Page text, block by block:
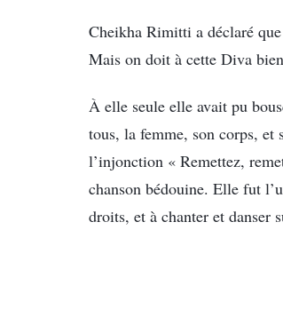
Cheikha Rimitti a déclaré
Mais on doit à cette Diva
À elle seule elle avait pu
tous, la femme, son corps,
l’injonction « Remettez,
chanson bédouine. Elle fut
droits, et à chanter et danser